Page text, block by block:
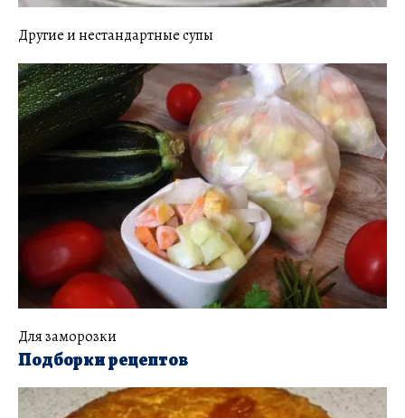
Другие и нестандартные супы
Для заморозки
Подборки рецептов